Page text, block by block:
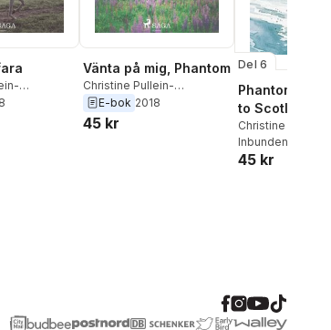
Vänta på mig, Phantom
Christine Pullein-
Thompson
E-bok 2018
45 kr
Del 6
Phantom
to Scotland
Christine Pullein-
Thompson
Inbunden
45 kr